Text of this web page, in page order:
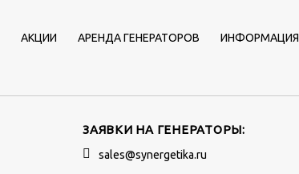
АКЦИИ АРЕНДА ГЕНЕРАТОРОВ ИНФОРМАЦИЯ
ЗАЯВКИ НА ГЕНЕРАТОРЫ:
sales@synergetika.ru